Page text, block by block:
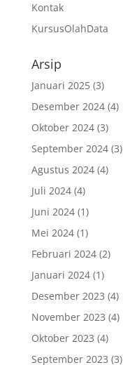
Kontak
KursusOlahData
Arsip
Januari 2025(3)
Desember 2024(4)
Oktober 2024(3)
September 2024(3)
Agustus 2024(4)
Juli 2024(4)
Juni 2024(1)
Mei 2024(1)
Februari 2024(2)
Januari 2024(1)
Desember 2023 (4)
November 2023 (4)
Oktober 2023 (4)
September 2023 (3)